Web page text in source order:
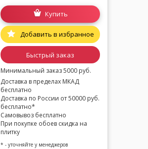
Купить
Добавить в избранное
Быстрый заказ
Минимальный заказ 5000 руб.
Доставка в пределах МКАД
бесплатно
Доставка по России от 50000 руб.
бесплатно*
Самовывоз бесплатно
При покупке обоев скидка на
плитку
* - уточняйте у менеджеров